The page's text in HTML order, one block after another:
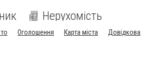
Нерухомість
Оголошення Карта міста Довідкова